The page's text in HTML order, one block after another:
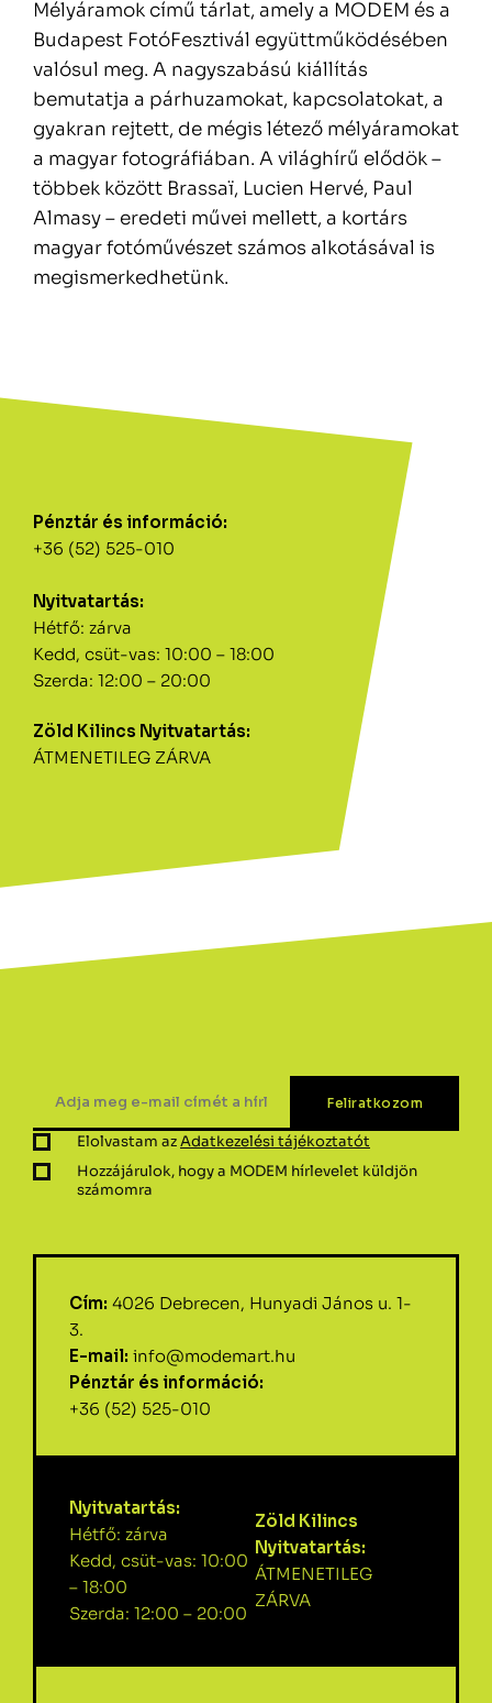
Pénztár és információ:
+36 (52) 525-010
Nyitvatartás:
Hétfő: zárva
Kedd, csüt-vas: 10:00 – 18:00
Szerda: 12:00 – 20:00
Zöld Kilincs Nyitvatartás:
ÁTMENETILEG ZÁRVA
Mélyáramok című tárlat, amely a MODEM és a
Budapest FotóFesztivál együttműködésében
valósul meg. A nagyszabású kiállítás
bemutatja a párhuzamokat, kapcsolatokat, a
gyakran rejtett, de mégis létező mélyáramokat
a magyar fotográfiában. A világhírű elődök –
többek között Brassaï, Lucien Hervé, Paul
Almasy – eredeti művei mellett, a kortárs
magyar fotóművészet számos alkotásával is
megismerkedhetünk.
Elolvastam azAdatkezelési tájékoztatót
Hozzájárulok, hogy a MODEM hírlevelet küldjön
számomra
Cím: 4026 Debrecen, Hunyadi János u. 1-
3.
E-mail: info@modemart.hu
Pénztár és információ:
+36 (52) 525-010
Nyitvatartás:
Hétfő: zárva
Kedd, csüt-vas: 10:00
– 18:00
Szerda: 12:00 – 20:00
Zöld Kilincs
Nyitvatartás:
ÁTMENETILEG
ZÁRVA